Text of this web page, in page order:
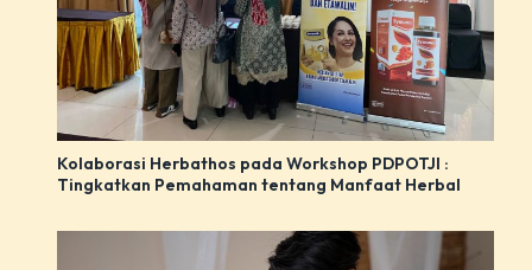
Kolaborasi Herbathos pada Workshop PDPOTJI :
Tingkatkan Pemahaman tentang Manfaat Herbal